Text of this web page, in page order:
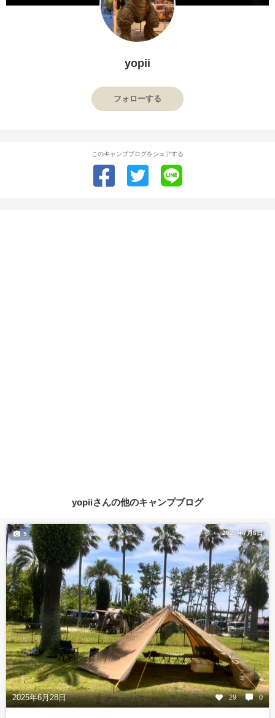
yopii
フォローする
このキャンプブログをシェアする
yopiiさんの他のキャンプブログ
2025年7月6日
2025年6月28日 29 0
5